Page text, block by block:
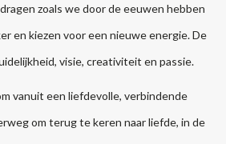
zoals we door de eeuwen hebben
en kiezen voor een nieuwe energie. De
visie, creativiteit en passie.
vanuit een liefdevolle, verbindende
om terug te keren naar liefde, in de